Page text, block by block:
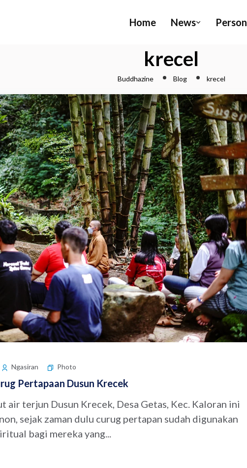
Home News Person
krecel
Buddhazine Blog krecel
Ngasiran Photo
Pertapaan Dusun Krecek
air terjun Dusun Krecek, Desa Getas, Kec. Kaloran ini
sejak zaman dulu curug pertapan sudah digunakan
bagi mereka yang...